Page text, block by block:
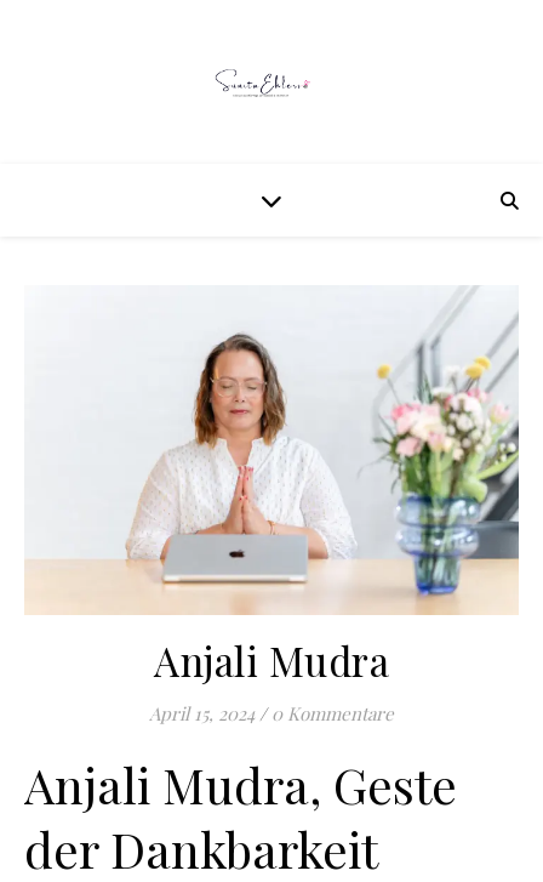
Anjali Mudra
April 15, 2024 / 0 Kommentare
Anjali Mudra, Geste
der Dankbarkeit